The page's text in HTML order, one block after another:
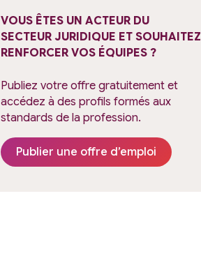
VOUS ÊTES UN ACTEUR DU
SECTEUR JURIDIQUE ET SOUHAITEZ
RENFORCER VOS ÉQUIPES ?
Publiez votre offre gratuitement et
accédez à des profils formés aux
standards de la profession.
Publier une offre d’emploi